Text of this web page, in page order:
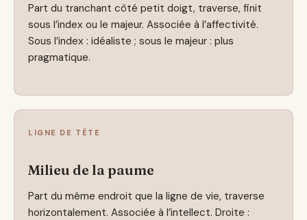
Part du tranchant côté petit doigt, traverse, finit
sous l’index ou le majeur. Associée à l’affectivité.
Sous l’index : idéaliste ; sous le majeur : plus
pragmatique.
LIGNE DE TÊTE
Milieu de la paume
Part du même endroit que la ligne de vie, traverse
horizontalement. Associée à l’intellect. Droite :